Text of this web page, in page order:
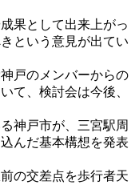
果として出来上がっ
という意見が出てい
戸のメンバーからの
て、検討会は今後、
神戸市が、三宮駅周
んだ基本構想を発表
の交差点を歩行者天